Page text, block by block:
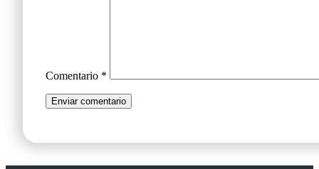
Comentario *